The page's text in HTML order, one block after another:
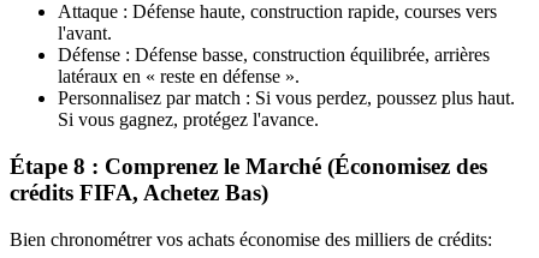
Attaque : Défense haute, construction rapide, courses vers
l'avant.
Défense : Défense basse, construction équilibrée, arrières
latéraux en « reste en défense ».
Personnalisez par match : Si vous perdez, poussez plus haut.
Si vous gagnez, protégez l'avance.
Étape 8 : Comprenez le Marché (Économisez des
crédits FIFA, Achetez Bas)
Bien chronométrer vos achats économise des milliers de crédits: